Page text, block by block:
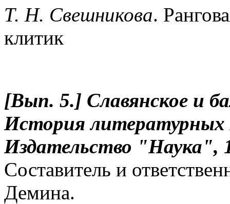
Т. Н. Свешникова.
клитик
[Вып. 5.] Славянское и
История
Издательство "Наука",
Составитель и
Демина.